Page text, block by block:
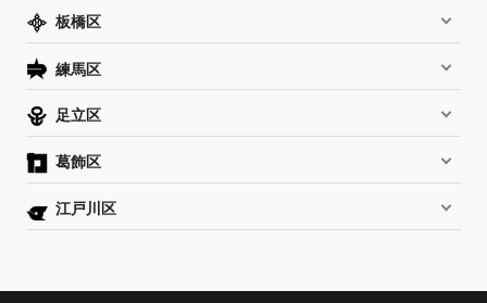
板橋区
練馬区
足立区
葛飾区
江戸川区